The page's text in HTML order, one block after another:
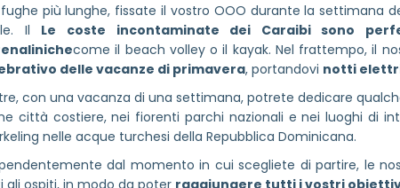
più lunghe, fissate il vostro OOO durante la settimana
Il Le coste incontaminate dei Caraibi sono
come il beach volley o il kayak. Nel frattempo, il
delle vacanze di primavera, portandovi notti
con una vacanza di una settimana, potrete dedicare
città costiere, nei fiorenti parchi nazionali e nei luoghi di
nelle acque turchesi della Repubblica Dominicana.
dal momento in cui scegliete di partire, le
gli ospiti, in modo da poter raggiungere tutti i vostri